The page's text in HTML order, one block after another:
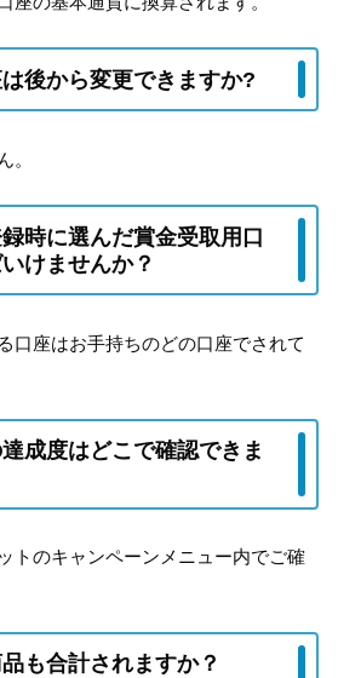
後から変更できますか?
。
時に選んだ賞金受取用口
けませんか？
口座はお手持ちのどの口座でされて
成度はどこで確認できま
トのキャンペーンメニュー内でご確
も合計されますか？